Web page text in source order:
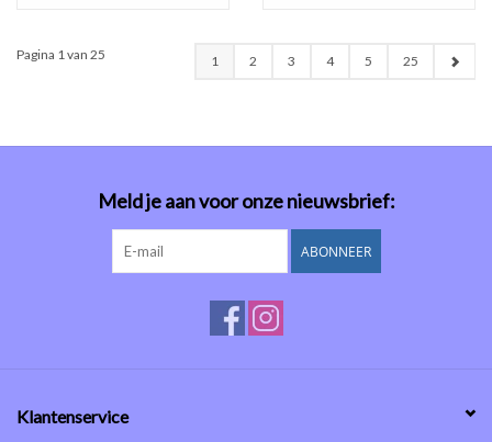
Pagina 1 van 25 1 2 3 4 5 25
Meld je aan voor onze nieuwsbrief:
ABONNEER
Klantenservice